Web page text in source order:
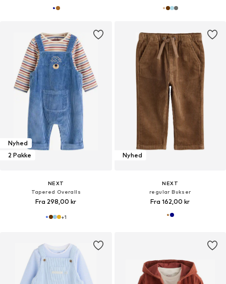
Nyhed
2 Pakke
NEXT
Tapered Overalls
Fra 298,00 kr
+1
Nyhed
NEXT
regular Bukser
Fra 162,00 kr